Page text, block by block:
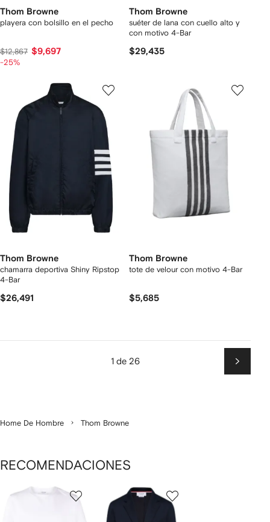
Thom Browne
playera con bolsillo en el pecho
$12,867 $9,697
-25%
Thom Browne
suéter de lana con cuello alto y
con motivo 4-Bar
$29,435
Thom Browne
chamarra deportiva Shiny Ripstop
4-Bar
$26,491
Thom Browne
tote de velour con motivo 4-Bar
$5,685
1 de 26
Home De Hombre Thom Browne
RECOMENDACIONES